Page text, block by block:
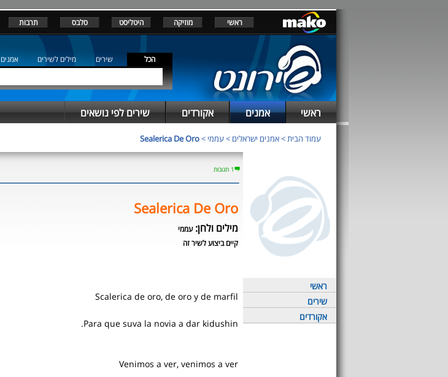
ראשי מוזיקה היטליסט סלבס תרבות
הכל שירים מילים לשירים אמנים
ראשי אמנים אקורדים שירים לפי נושאים
עמוד הבית>אמנים ישראלים >עממי >
Sealerica De Oro
ראשי
שירים
אקורדים
1 תגובות
Sealerica De Oro
מילים ולחן:עממי
קיים ביצוע לשיר זה
Scalerica de oro, de oro y de marfil
Para que suva la novia a dar kidushin.
Venimos a ver, venimos a ver